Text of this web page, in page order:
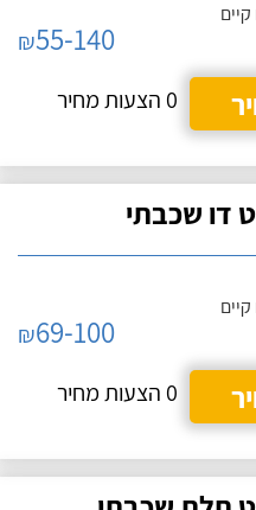
₪55-140
0 הצעות מחיר
דו שכבתי
₪69-100
0 הצעות מחיר